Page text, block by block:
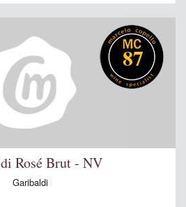
87
Rosé Brut - NV
Garibaldi